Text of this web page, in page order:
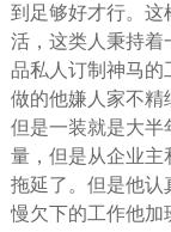
到足够好才行。这
活，这类人秉持着
品私人订制神马的
做的他嫌人家不精
但是一装就是大半
量，但是从企业主
拖延了。但是他认
慢欠下的工作他加